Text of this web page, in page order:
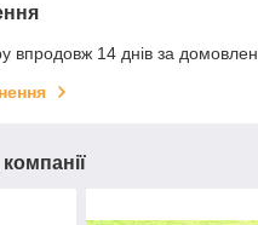
впродовж 14 днів за